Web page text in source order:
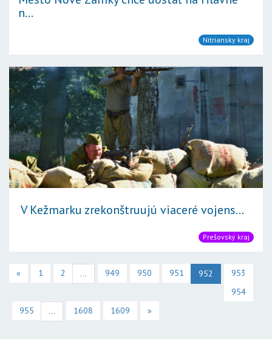
n...
Nitriansky kraj
V Kežmarku zrekonštruujú viaceré vojens...
Prešovský kraj
« 1 2 ... 949 950 951 952
953
954
955
... 1608 1609 »